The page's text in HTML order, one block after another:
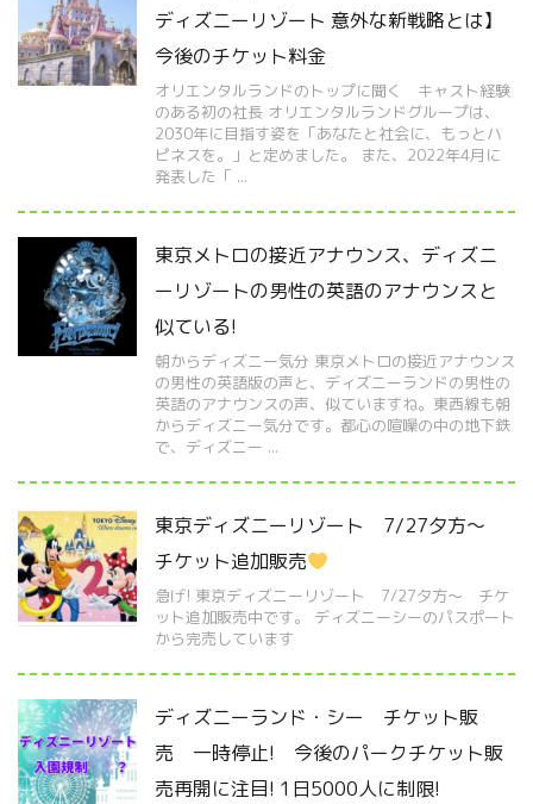
ディズニーリゾート 意外な新戦略とは】
今後のチケット料金
オリエンタルランドのトップに聞く キャスト経験
のある初の社長 オリエンタルランドグループは、
2030年に目指す姿を「あなたと社会に、もっとハ
ピネスを。」と定めました。 また、2022年4月に
発表した「 ...
東京メトロの接近アナウンス、ディズニ
ーリゾートの男性の英語のアナウンスと
似ている!
朝からディズニー気分 東京メトロの接近アナウンス
の男性の英語版の声と、ディズニーランドの男性の
英語のアナウンスの声、似ていますね。東西線も朝
からディズニー気分です。都心の喧噪の中の地下鉄
で、ディズニー ...
東京ディズニーリゾート 7/27夕方～
チケット追加販売
急げ! 東京ディズニーリゾート 7/27夕方～ チケ
ット追加販売中です。 ディズニーシーのパスポート
から完売しています
ディズニーランド・シー チケット販
売 一時停止! 今後のパークチケット販
売再開に注目! 1日5000人に制限!